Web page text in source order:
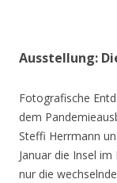
Ausstellung:
Fotografische
dem
Steffi Herrmann
Januar die Insel
nur die